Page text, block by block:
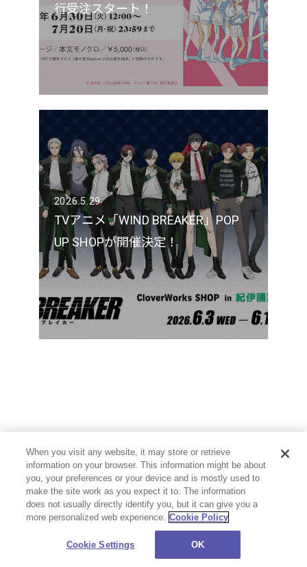
行受注スタート！
2026.5.29
TVアニメ「WIND BREAKER」POP
UP SHOPが開催決定！
プライバシーポリシー お問い合わせ Cookie Settings
When you visit any website, it may store or retrieve
information on your browser. This information might be about
you, your preferences or your device and is mostly used to
make the site work as you expect it to. The information
does not usually directly identify you, but it can give you a
more personalized web experience. Cookie Policy
Cookie Settings OK